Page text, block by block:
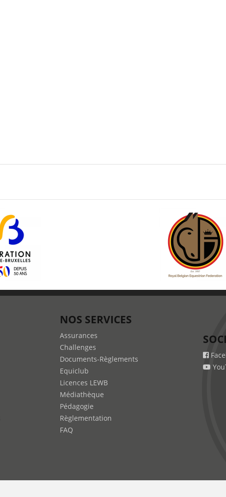
NOS SERVICES
Assurances
Challenges
Documents-Règlements
Equiclub
Licences LEWB
Médiathèque
Pédagogie
Règlementation
FAQ